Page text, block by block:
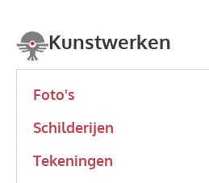
Kunstwerken
Foto's
Schilderijen
Tekeningen